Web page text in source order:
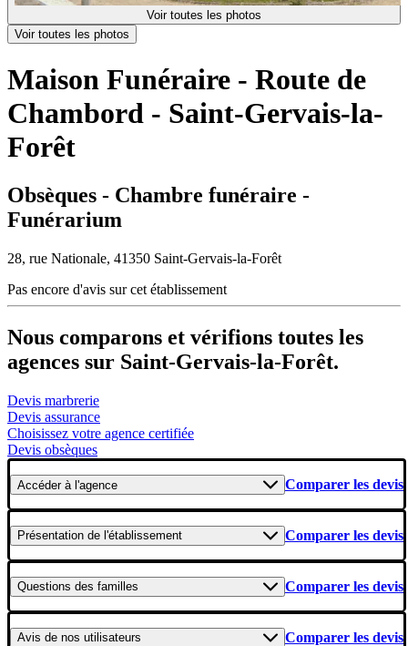
Voir toutes les photos
Voir toutes les photos
Maison Funéraire - Route de
Chambord - Saint-Gervais-la-
Forêt
Obsèques - Chambre funéraire -
Funérarium
28, rue Nationale, 41350 Saint-Gervais-la-Forêt
Pas encore d'avis sur cet établissement
Nous comparons et vérifions toutes les
agences sur Saint-Gervais-la-Forêt.
Devis marbrerie
Devis assurance
Choisissez votre agence certifiée
Devis obsèques
Accéderà l'agence Comparer les devis
Présentation de l'établissement Comparer les devis
Questions des familles Comparer les devis
Avis de nos utilisateurs Comparer les devis